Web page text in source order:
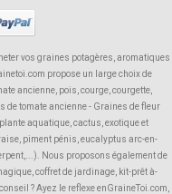
vos graines potagères, aromatiques
propose un large choix de
ancienne, pois, courge, courgette,
de tomate ancienne - Graines de fleur
aquatique, cactus, exotique et
piment pénis, eucalyptus arc-en-
Nous proposons également de
coffret de jardinage, kit-prêt à-
? Ayez le reflexe enGraineToi.com,